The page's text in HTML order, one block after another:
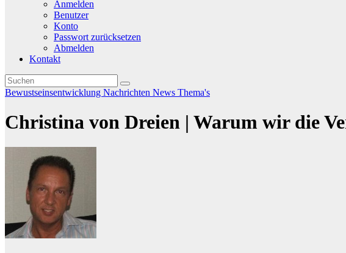
Anmelden
Benutzer
Konto
Passwort zurücksetzen
Abmelden
Kontakt
Bewustseinsentwicklung Nachrichten News Thema's
Christina von Dreien | Warum wir die